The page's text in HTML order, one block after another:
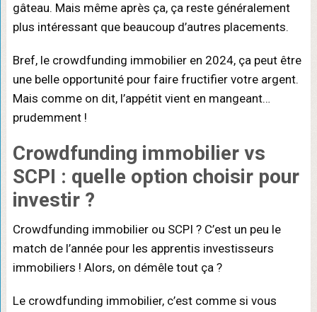
gâteau. Mais même après ça, ça reste généralement
plus intéressant que beaucoup d’autres placements.
Bref, le crowdfunding immobilier en 2024, ça peut être
une belle opportunité pour faire fructifier votre argent.
Mais comme on dit, l’appétit vient en mangeant…
prudemment !
Crowdfunding immobilier vs
SCPI : quelle option choisir pour
investir ?
Crowdfunding immobilier ou SCPI ? C’est un peu le
match de l’année pour les apprentis investisseurs
immobiliers ! Alors, on démêle tout ça ?
Le crowdfunding immobilier, c’est comme si vous